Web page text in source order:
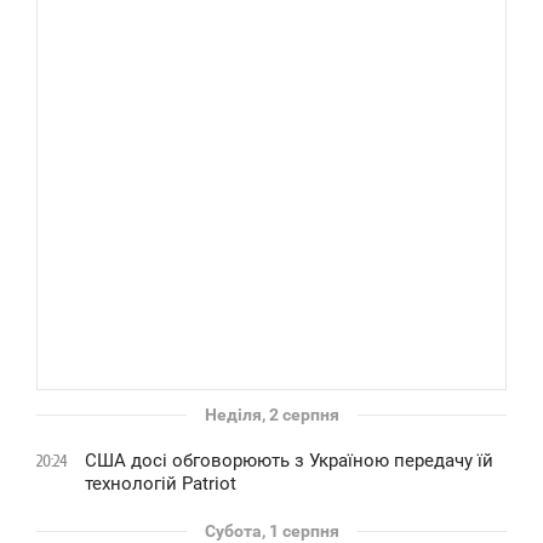
Неділя, 2 серпня
20:24
США досі обговорюють з Україною передачу їй
технологій Patriot
Субота, 1 серпня